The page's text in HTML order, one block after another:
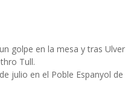
golpe en la mesa y tras Ulver
Tull.
julio en el Poble Espanyol de